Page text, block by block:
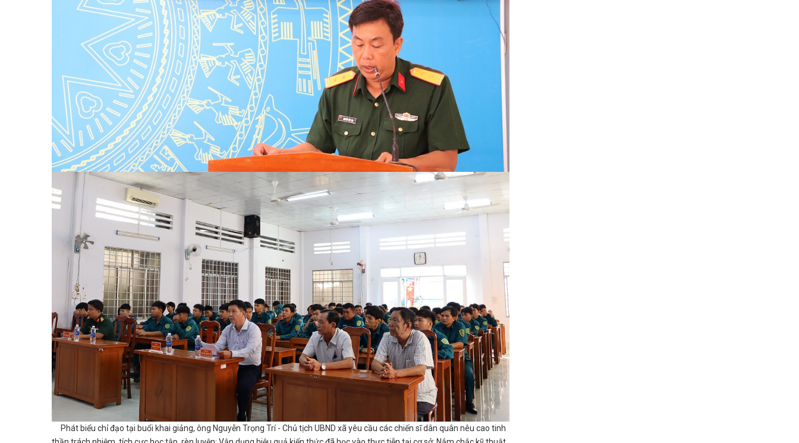
Phát biểu chỉ đạo tại buổi khai giảng, ông Nguyễn Trọng Trí - Chủ tịch UBND xã yêu cầu các chiến sĩ dân quân nêu cao tinh